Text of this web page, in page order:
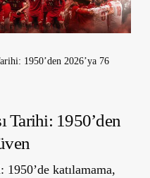
1950’den 2026’ya 76
Tarihi: 1950’den
katılamama,